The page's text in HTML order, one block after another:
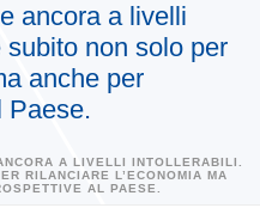
ancora a livelli
non solo per
anche per
Paese.
A LIVELLI INTOLLERABILI.
RILANCIARE L’ECONOMIA MA
AL PAESE.